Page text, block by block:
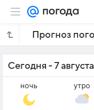
Прогноз
Сегодня - 7
ночь утро